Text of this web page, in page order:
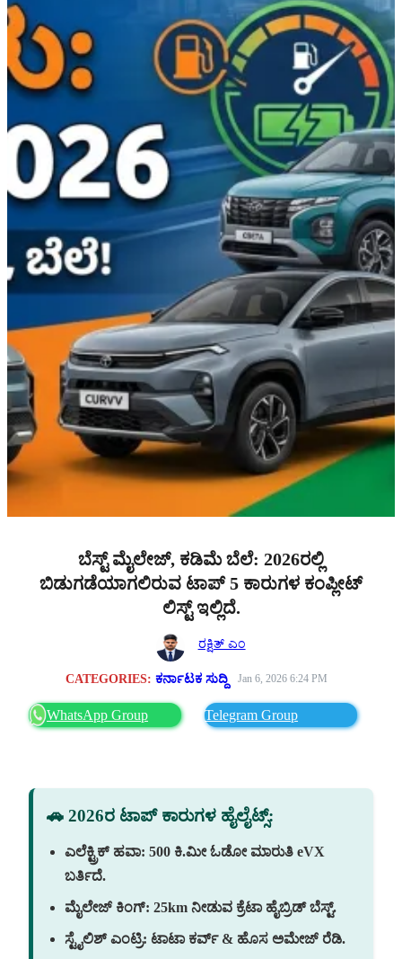
ಬೆಸ್ಟ್ ಮೈಲೇಜ್, ಕಡಿಮೆ ಬೆಲೆ: 2026ರಲ್ಲಿ
ಬಿಡುಗಡೆಯಾಗಲಿರುವ ಟಾಪ್ 5 ಕಾರುಗಳ ಕಂಪ್ಲೀಟ್
ಲಿಸ್ಟ್ ಇಲ್ಲಿದೆ.
ರಕ್ಷಿತ್ ಎಂ
CATEGORIES: ಕರ್ನಾಟಕ ಸುದ್ದಿ Jan 6, 2026 6:24 PM
WhatsApp Group Telegram Group
🚗 2026ರ ಟಾಪ್ ಕಾರುಗಳ ಹೈಲೈಟ್ಸ್:
ಎಲೆಕ್ಟ್ರಿಕ್ ಹವಾ: 500 ಕಿ.ಮೀ ಓಡೋ ಮಾರುತಿ eVX
ಬರ್ತಿದೆ.
ಮೈಲೇಜ್ ಕಿಂಗ್: 25km ನೀಡುವ ಕ್ರೆಟಾ ಹೈಬ್ರಿಡ್ ಬೆಸ್ಟ್.
ಸ್ಟೈಲಿಶ್ ಎಂಟ್ರಿ: ಟಾಟಾ ಕರ್ವ್ & ಹೊಸ ಅಮೇಜ್ ರೆಡಿ.